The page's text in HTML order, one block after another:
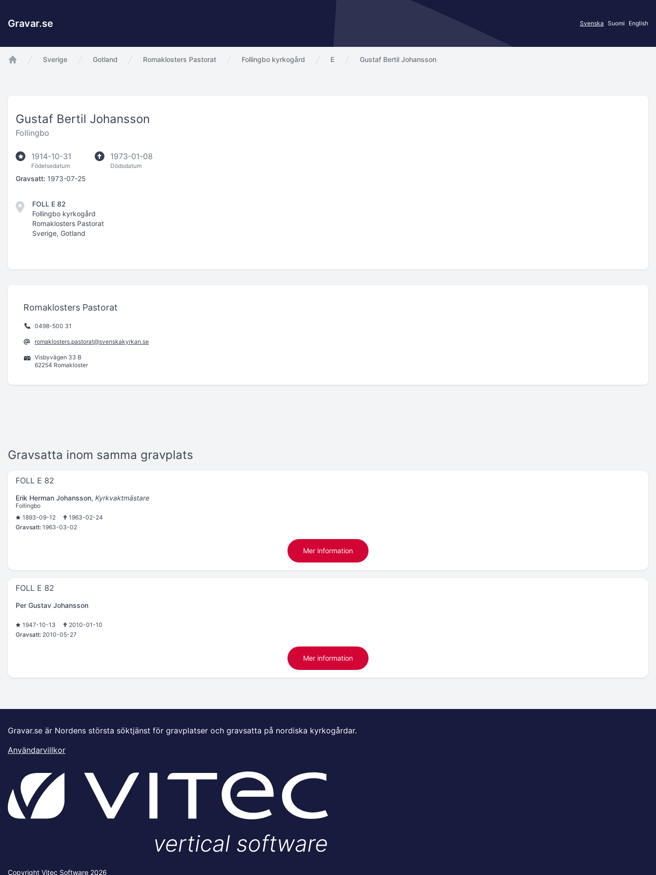
Gravar.se Svenska Suomi English
Sverige Gotland Romaklosters Pastorat Follingbo kyrkogård E Gustaf Bertil Johansson
Gustaf Bertil Johansson
Follingbo
1914-10-31
Födelsedatum
1973-01-08
Dödsdatum
Gravsatt: 1973-07-25
FOLL E 82
Follingbo kyrkogård
Romaklosters Pastorat
Sverige, Gotland
Romaklosters Pastorat
0498-500 31
romaklosters.pastorat@svenskakyrkan.se
Visbyvägen 33 B
62254 Romakloster
Gravsatta inom samma gravplats
FOLL E 82
Erik Herman Johansson, Kyrkvaktmästare
Follingbo
1893-09-12
1963-02-24
Gravsatt: 1963-03-02
Mer information
FOLL E 82
Per Gustav Johansson
1947-10-13
2010-01-10
Gravsatt: 2010-05-27
Mer information
Gravar.se är Nordens största söktjänst för gravplatser och gravsatta på nordiska kyrkogårdar.
Användarvillkor
Copyright Vitec Software 2026